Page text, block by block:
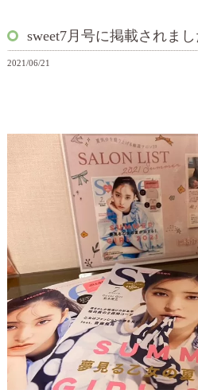
sweet7月号に掲載されまし
2021/06/21